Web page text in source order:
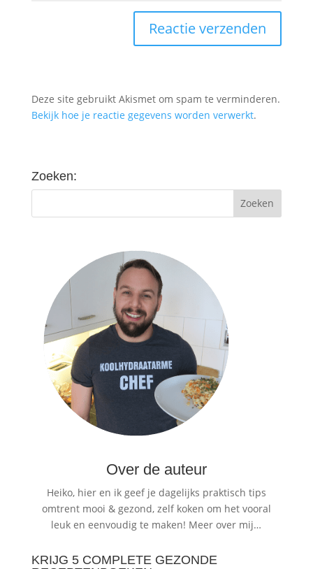
Deze site gebruikt Akismet om spam te verminderen.
Bekijk hoe je reactie gegevens worden verwerkt.
Zoeken:
Over de auteur
Heiko, hier en ik geef je dagelijks praktisch tips
omtrent mooi & gezond, zelf koken om het vooral
leuk en eenvoudig te maken! Meer over mij…
KRIJG 5 COMPLETE GEZONDE